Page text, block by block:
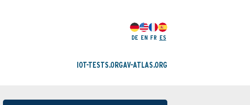
DE EN FR ES
IOT-TESTS.ORGAV-ATLAS.ORG